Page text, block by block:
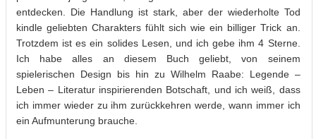
entdecken. Die Handlung ist stark, aber der wiederholte Tod
kindle geliebten Charakters fühlt sich wie ein billiger Trick an.
Trotzdem ist es ein solides Lesen, und ich gebe ihm 4 Sterne.
Ich habe alles an diesem Buch geliebt, von seinem
spielerischen Design bis hin zu Wilhelm Raabe: Legende –
Leben – Literatur inspirierenden Botschaft, und ich weiß, dass
ich immer wieder zu ihm zurückkehren werde, wann immer ich
ein Aufmunterung brauche.